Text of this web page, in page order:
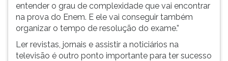
(primeira
tecla
direita
entender o grau de complexidade que vai encontrar
na prova do Enem. E ele vai conseguir também
organizar o tempo de resolução do exame.”
Ler revistas, jornais e assistir a noticiários na
televisão é outro ponto importante para ter sucesso